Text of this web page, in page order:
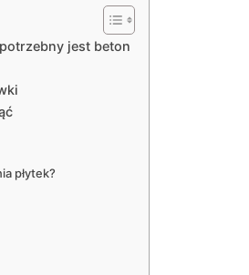
jest beton
płytek?